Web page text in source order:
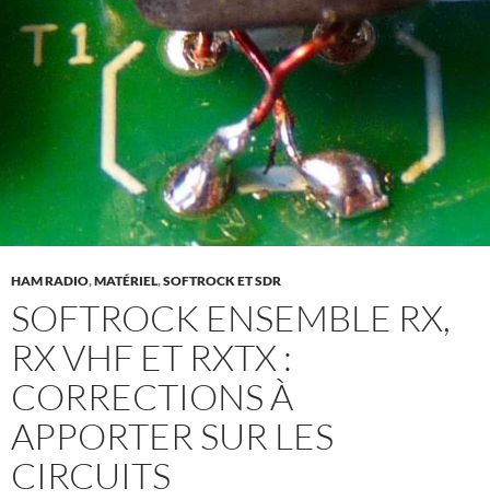
HAM RADIO,MATÉRIEL,SOFTROCK ET SDR
SOFTROCK ENSEMBLE RX,
RX VHF ET RXTX :
CORRECTIONS À
APPORTER SUR LES
CIRCUITS